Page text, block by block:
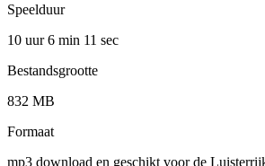
Speelduur
10 uur 6 min 11 sec
Bestandsgrootte
832 MB
Formaat
mp3 download en geschikt voor de